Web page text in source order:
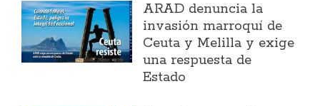
ARAD denuncia la
invasión marroquí de
Ceuta y Melilla y exige
una respuesta de
Estado